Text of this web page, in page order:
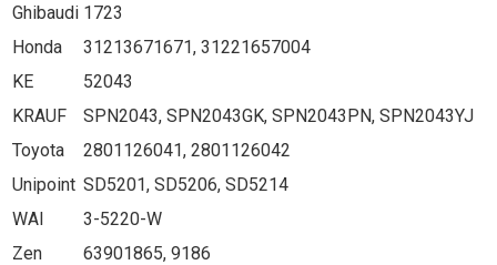
Ghibaudi 1723
Honda
31213671671, 31221657004
KE
52043
KRAUF
SPN2043, SPN2043GK, SPN2043PN, SPN2043YJ
Toyota
2801126041, 2801126042
Unipoint SD5201, SD5206, SD5214
WAI
3-5220-W
Zen
63901865, 9186